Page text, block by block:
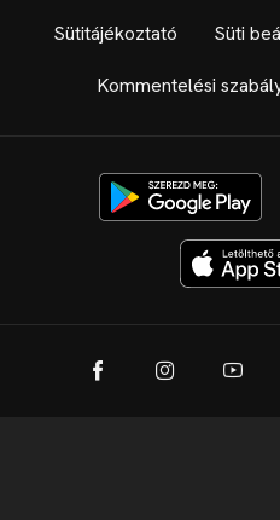
Sütitájékoztató Süti
Kommentelési